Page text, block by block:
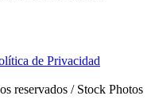
de Privacidad
reservados / Stock Photos